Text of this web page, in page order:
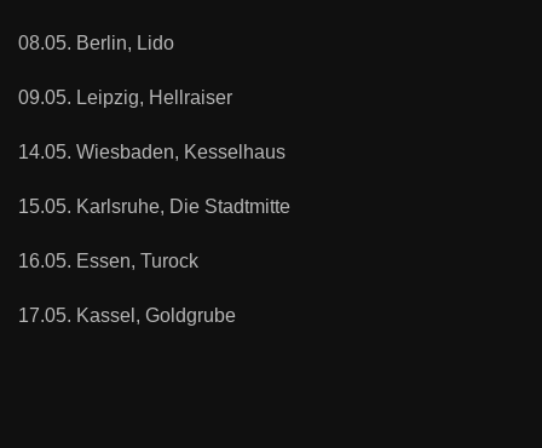
08.05. Berlin, Lido
09.05. Leipzig, Hellraiser
14.05. Wiesbaden, Kesselhaus
15.05. Karlsruhe, Die Stadtmitte
16.05. Essen, Turock
17.05. Kassel, Goldgrube